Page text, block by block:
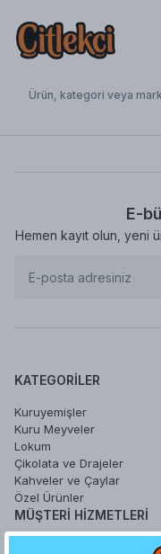
E-
Hemen kayıt olun, yeni
KATEGORILER
Kuruyemişler
Kuru Meyveler
Lokum
Çikolata ve Drajeler
Kahveler ve Çaylar
Özel Ürünler
MÜŞTERI HIZMETLERI